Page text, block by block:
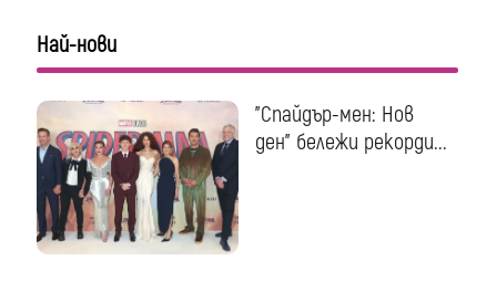
Най-нови
"Спайдър-мен: Нов
ден" бележи рекорди...